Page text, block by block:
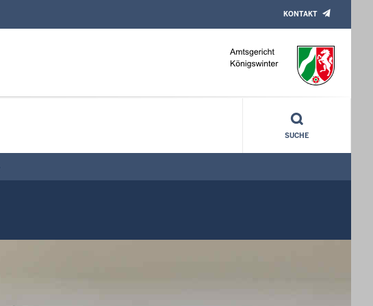
KONTAKT
SUCHE